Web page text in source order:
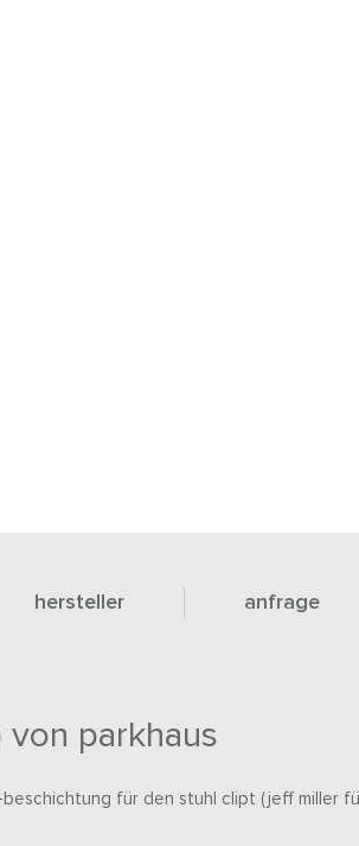
hersteller anfrage
parkhaus
für den stuhl clipt (jeff miller